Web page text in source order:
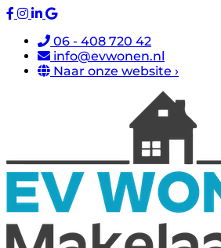
06 - 408 720 42
info@evwonen.nl
Naar onze website ›